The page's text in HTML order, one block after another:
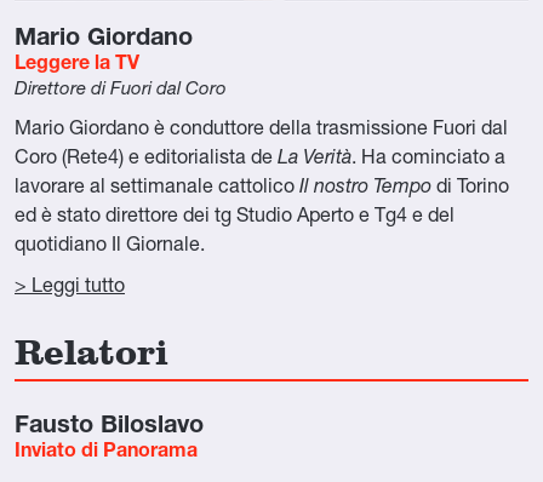
Mario Giordano
Leggere la TV
Direttore di Fuori dal Coro
Mario Giordano è conduttore della trasmissione Fuori dal
Coro (Rete4) e editorialista de La Verità. Ha cominciato a
lavorare al settimanale cattolico Il nostro Tempo di Torino
ed è stato direttore dei tg Studio Aperto e Tg4 e del
quotidiano Il Giornale.
> Leggi tutto
Relatori
Fausto Biloslavo
Inviato di Panorama